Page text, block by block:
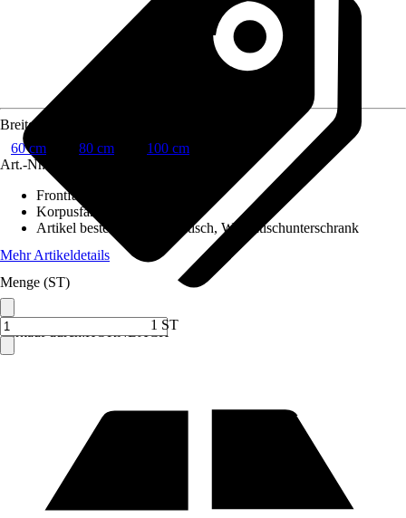
Verkauf durch:HORNBACH
Breite Unterschrank
60 cm
80 cm
100 cm
Art.-Nr.
Frontfarbe
Korpusfarbe
Artikel besteht aus
Waschtisch, Waschtischunterschrank
Mehr Artikeldetails
Menge (ST)
1 ST